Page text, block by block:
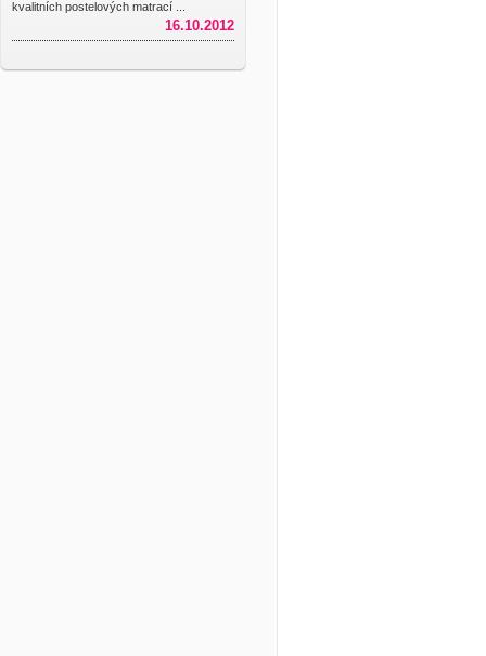
kvalitních postelových matrací ...
16.10.2012